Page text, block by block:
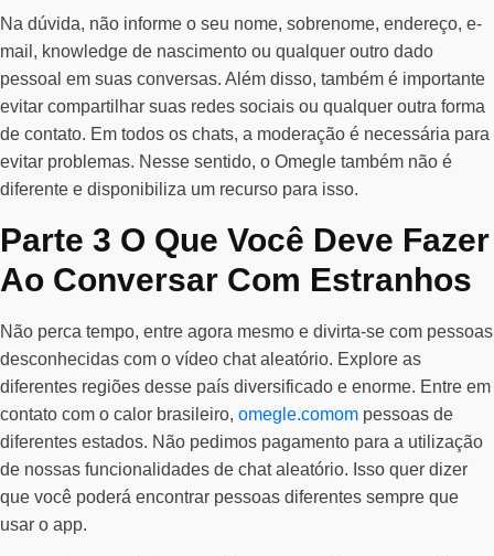
Na dúvida, não informe o seu nome, sobrenome, endereço, e-
mail, knowledge de nascimento ou qualquer outro dado
pessoal em suas conversas. Além disso, também é importante
evitar compartilhar suas redes sociais ou qualquer outra forma
de contato. Em todos os chats, a moderação é necessária para
evitar problemas. Nesse sentido, o Omegle também não é
diferente e disponibiliza um recurso para isso.
Parte 3 O Que Você Deve Fazer
Ao Conversar Com Estranhos
Não perca tempo, entre agora mesmo e divirta-se com pessoas
desconhecidas com o vídeo chat aleatório. Explore as
diferentes regiões desse país diversificado e enorme. Entre em
contato com o calor brasileiro, omegle.comom pessoas de
diferentes estados. Não pedimos pagamento para a utilização
de nossas funcionalidades de chat aleatório. Isso quer dizer
que você poderá encontrar pessoas diferentes sempre que
usar o app.